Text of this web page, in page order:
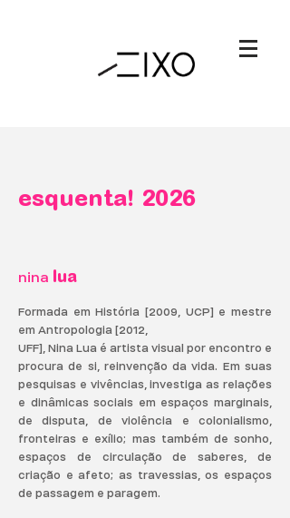
esquenta! 2026
​nina lua
Formada em História [2009, UCP] e mestre
em Antropologia [2012,
UFF], Nina Lua é artista visual por encontro e
procura de si, reinvenção da vida. Em suas
pesquisas e vivências, investiga as relações
e dinâmicas sociais em espaços marginais,
de disputa, de violência e colonialismo,
fronteiras e exílio; mas também de sonho,
espaços de circulação de saberes, de
criação e afeto; as travessias, os espaços
de passagem e paragem.